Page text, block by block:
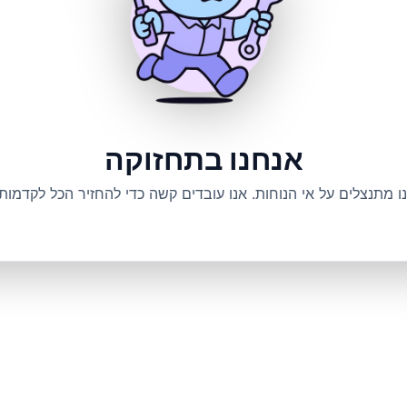
אנחנו בתחזוקה
מתנצלים על אי הנוחות. אנו עובדים קשה כדי להחזיר הכל